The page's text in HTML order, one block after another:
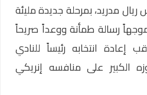
ريال مدريد، بمرحلة جديدة مليئة
رسالة طمأنة ووعداً صريحاً
إعادة انتخابه رئيساً للنادي
الكبير على منافسه إنريكي